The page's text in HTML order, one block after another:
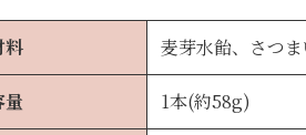
料 麦芽水飴、さつ
量 1本(約58g)